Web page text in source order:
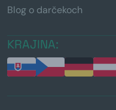
Blog o darčekoch
KRAJINA: